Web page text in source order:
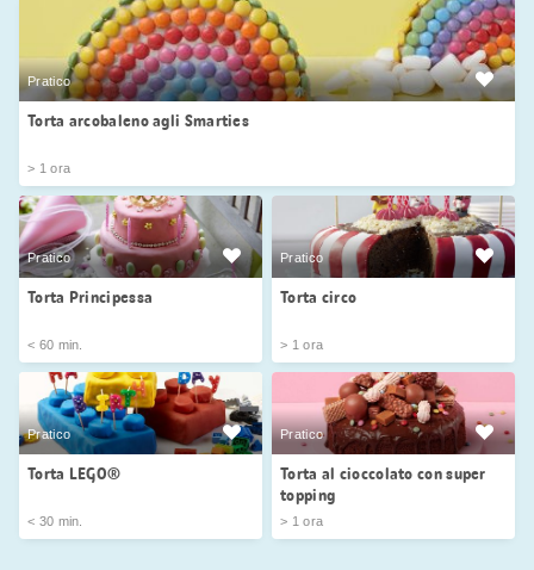
Pratico
Torta arcobaleno agli Smarties
> 1 ora
Pratico
Torta Principessa
< 60 min.
Pratico
Torta circo
> 1 ora
Pratico
Torta LEGO®
< 30 min.
Pratico
Torta al cioccolato con super
topping
> 1 ora